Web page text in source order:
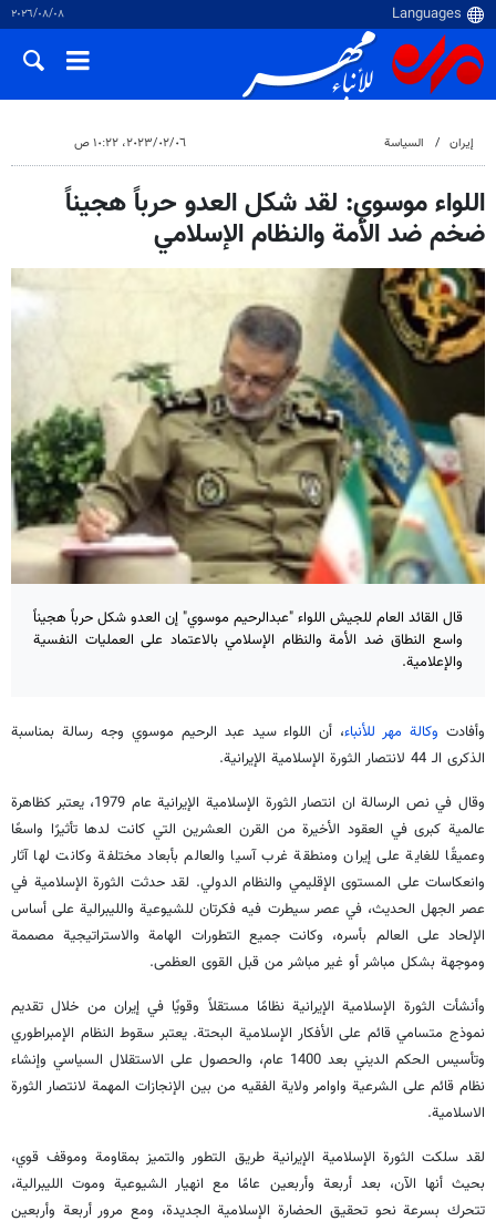
٠٨‏/٠٨‏/٢٠٢٦
إيران السياسة ٠٦‏/٠٢‏/٢٠٢٣، ١٠:٢٢ ص
اللواء موسوي: لقد شكل العدو حرباً هجيناً
ضخم ضد الأمة والنظام الإسلامي
قال القائد العام للجيش اللواء "عبدالرحيم موسوي" إن العدو شكل حرباً هجيناً
واسع النطاق ضد الأمة والنظام الإسلامي بالاعتماد على العمليات النفسية
والإعلامية.
وأفادت وكالة مهر للأنباء، أن اللواء سيد عبد الرحيم موسوي وجه رسالة بمناسبة
الذكرى الـ 44 لانتصار الثورة الإسلامية الإيرانية.
وقال في نص الرسالة ان انتصار الثورة الإسلامية الإيرانية عام 1979، يعتبر كظاهرة
عالمية كبرى في العقود الأخيرة من القرن العشرين التي كانت لدها تأثيرًا واسعًا
وعميقًا للغاية على إيران ومنطقة غرب آسيا والعالم بأبعاد مختلفة وكانت لها آثار
وانعكاسات على المستوى الإقليمي والنظام الدولي. لقد حدثت الثورة الإسلامية في
عصر الجهل الحديث، في عصر سيطرت فيه فكرتان للشيوعية والليبرالية على أساس
الإلحاد على العالم بأسره، وكانت جميع التطورات الهامة والاستراتيجية مصممة
وموجهة بشكل مباشر أو غير مباشر من قبل القوى العظمى.
وأنشأت الثورة الإسلامية الإيرانية نظامًا مستقلاً وقويًا في إيران من خلال تقديم
نموذج متسامي قائم على الأفكار الإسلامية البحتة. يعتبر سقوط النظام الإمبراطوري
وتأسيس الحكم الديني بعد 1400 عام، والحصول على الاستقلال السياسي وإنشاء
نظام قائم على الشرعية واوامر ولاية الفقيه من بين الإنجازات المهمة لانتصار الثورة
الاسلامية.
لقد سلكت الثورة الإسلامية الإيرانية طريق التطور والتميز بمقاومة وموقف قوي،
بحيث أنها الآن، بعد أربعة وأربعين عامًا مع انهيار الشيوعية وموت الليبرالية،
تتحرك بسرعة نحو تحقيق الحضارة الإسلامية الجديدة، ومع مرور أربعة وأربعين